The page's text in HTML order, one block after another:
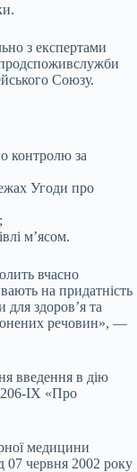
з експертами
Союзу.
контролю за
Угоди про
м’ясом.
вчасно
на придатність
здоров’я та
речовин», —
введення в дію
IX «Про
медицини
07 червня 2002 року